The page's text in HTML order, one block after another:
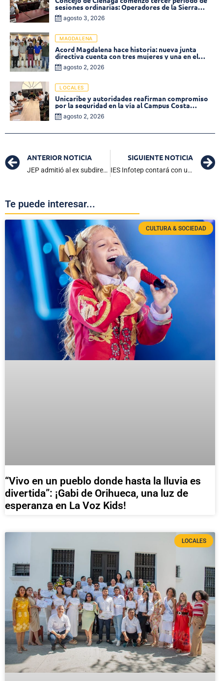
sesiones ordinarias: Operadores de la Sierra
tema central de la plenaria
agosto 3, 2026
MAGDALENA
Acord Magdalena hace historia: nueva junta
directiva cuenta con tres mujeres y una en el
Órgano de Control
agosto 2, 2026
LOCALES
Unicaribe y autoridades reafirman compromiso
por la seguridad en la vía al Campus Costa
Verdeagosto 2, 2026
ANTERIOR NOTICIA
JEP admitió al ex subdirector del DAS condenado por el crimen de Alfredo Correa de Andréis
SIGUIENTE NOTICIA
IES Infotep contará con una sede en la Zona Bananera
Te puede interesar...
CULTURA & SOCIEDAD
“Vivo en un pueblo donde hasta la lluvia es
divertida”: ¡Gabi de Orihueca, una luz de
esperanza en La Voz Kids!
LOCALES